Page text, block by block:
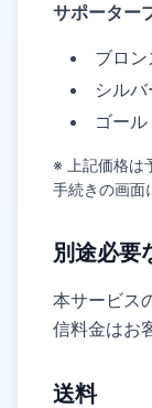
サポーター
ブロン
シル
ゴー
※ 上記価格は
手続きの画面
別途必要
本サービス
信料金はお
送料